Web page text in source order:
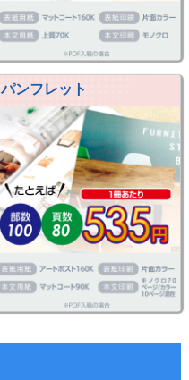
パンフレット